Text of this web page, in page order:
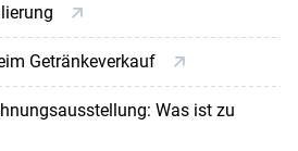
Getränkeverkauf
Was ist zu